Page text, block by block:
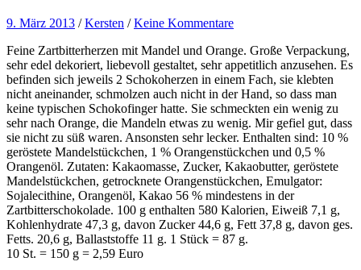
9. März 2013 /Kersten /Keine Kommentare
Feine Zartbitterherzen mit Mandel und Orange. Große Verpackung,
sehr edel dekoriert, liebevoll gestaltet, sehr appetitlich anzusehen. Es
befinden sich jeweils 2 Schokoherzen in einem Fach, sie klebten
nicht aneinander, schmolzen auch nicht in der Hand, so dass man
keine typischen Schokofinger hatte. Sie schmeckten ein wenig zu
sehr nach Orange, die Mandeln etwas zu wenig. Mir gefiel gut, dass
sie nicht zu süß waren. Ansonsten sehr lecker. Enthalten sind: 10 %
geröstete Mandelstückchen, 1 % Orangenstückchen und 0,5 %
Orangenöl. Zutaten: Kakaomasse, Zucker, Kakaobutter, geröstete
Mandelstückchen, getrocknete Orangenstückchen, Emulgator:
Sojalecithine, Orangenöl, Kakao 56 % mindestens in der
Zartbitterschokolade. 100 g enthalten 580 Kalorien, Eiweiß 7,1 g,
Kohlenhydrate 47,3 g, davon Zucker 44,6 g, Fett 37,8 g, davon ges.
Fetts. 20,6 g, Ballaststoffe 11 g. 1 Stück = 87 g.
10 St. = 150 g = 2,59 Euro